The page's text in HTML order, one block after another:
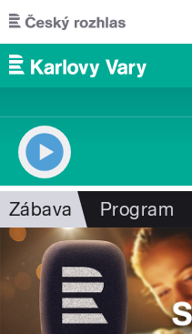
Přejít k hlavnímu obsahu
Zábava Program